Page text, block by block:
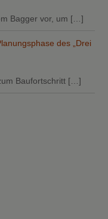
Bagger vor, um […]
des „Drei
Baufortschritt […]